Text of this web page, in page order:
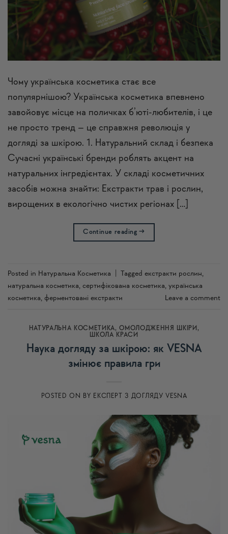
Чому українська косметика стає все
популярнішою? Українська косметика впевнено
завойовує місце на поличках б’юті-любителів, і це
не просто тренд – це справжня революція у
догляді за шкірою. 1. Натуральний склад і безпека
Сучасні українські бренди роблять акцент на
натуральних інгредієнтах. У складі косметичних
засобів можна знайти: Екстракти трав і рослин,
вирощених в екологічно чистих регіонах […]
Continue reading→
Posted in Натуральна Косметика Tagged екстракти рослин,
натуральна косметика, сертифікована косметика, українська
косметика, ферментовані екстракти Leave a comment
НАТУРАЛЬНА КОСМЕТИКА,ОМОЛОДЖЕННЯ ШКІРИ ,
ШКОЛА КРАСИ
Наука догляду за шкірою: як VESNA
змінює правила гри
POSTED ON BY ЕКСПЕРТ З ДОГЛЯДУ VESNA